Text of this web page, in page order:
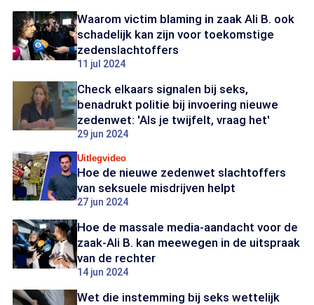
Waarom victim blaming in zaak Ali B. ook
schadelijk kan zijn voor toekomstige
zedenslachtoffers
11 jul 2024
Check elkaars signalen bij seks,
benadrukt politie bij invoering nieuwe
zedenwet: 'Als je twijfelt, vraag het'
29 jun 2024
Uitlegvideo
Hoe de nieuwe zedenwet slachtoffers
van seksuele misdrijven helpt
27 jun 2024
Hoe de massale media-aandacht voor de
zaak-Ali B. kan meewegen in de uitspraak
van de rechter
14 jun 2024
Wet die instemming bij seks wettelijk